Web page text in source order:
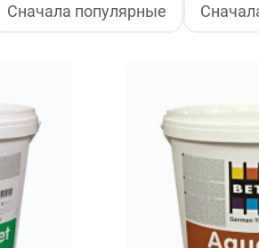
Сначала популярные